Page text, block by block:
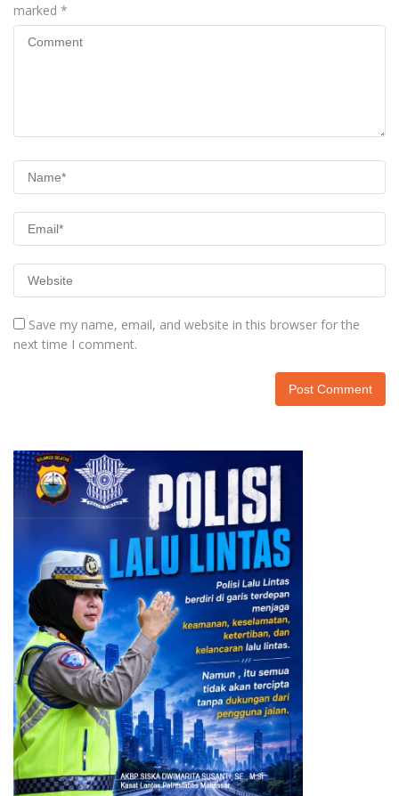
marked *
Save my name, email, and website in this browser for the
next time I comment.